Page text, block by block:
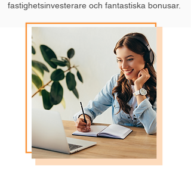
fastighetsinvesterare och fantastiska bonusar.